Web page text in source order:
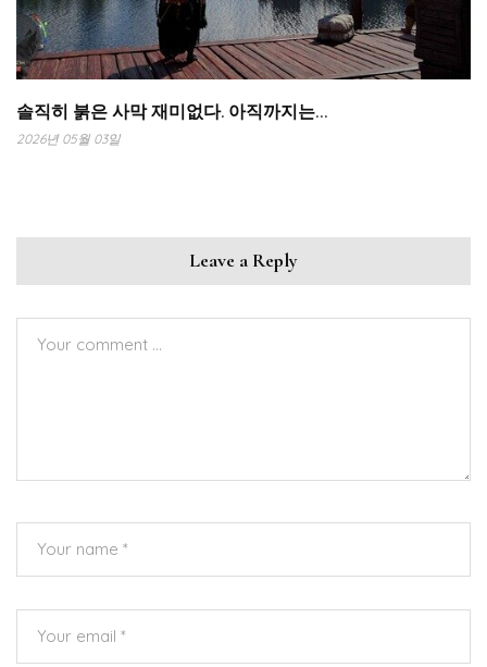
솔직히 붉은 사막 재미없다. 아직까지는…
2026년 05월 03일
Leave a Reply